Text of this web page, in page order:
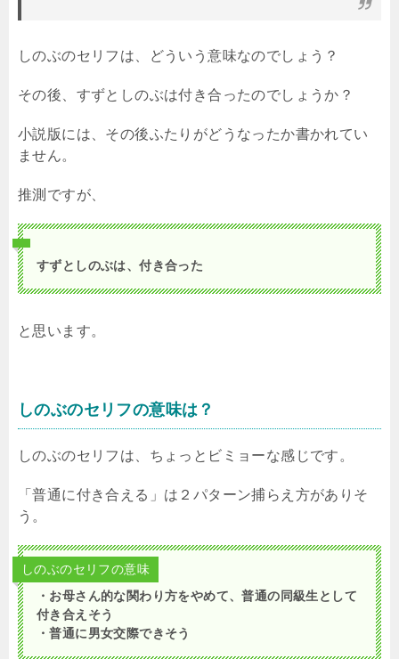
しのぶのセリフは、どういう意味なのでしょう？
その後、すずとしのぶは付き合ったのでしょうか？
小説版には、その後ふたりがどうなったか書かれてい
ません。
推測ですが、
すずとしのぶは、付き合った
と思います。
しのぶのセリフの意味は？
しのぶのセリフは、ちょっとビミョーな感じです。
「普通に付き合える」は２パターン捕らえ方がありそ
う。
しのぶのセリフの意味
・お母さん的な関わり方をやめて、普通の同級生として
付き合えそう
・普通に男女交際できそう